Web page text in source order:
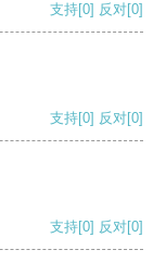
支持[0] 反对[0]
支持[0] 反对[0]
支持[0] 反对[0]